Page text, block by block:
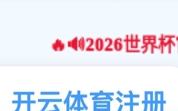
🔥🔊2026世界杯官网